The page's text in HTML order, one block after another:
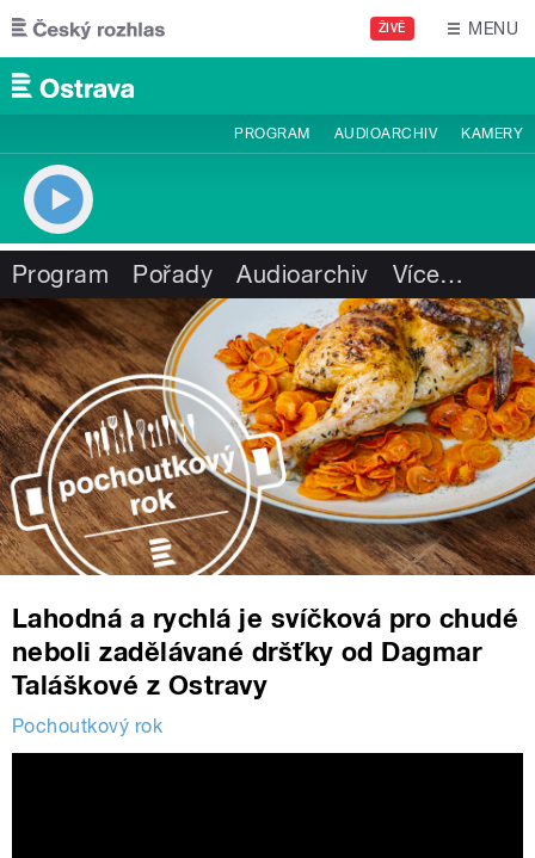
Přejít k hlavnímu obsahu
ŽIVĚ MENU
PROGRAM AUDIOARCHIV KAMERY
Program Pořady Audioarchiv Více…
Lahodná a rychlá je svíčková pro chudé
neboli zadělávané dršťky od Dagmar
Taláškové z Ostravy
Pochoutkový rok